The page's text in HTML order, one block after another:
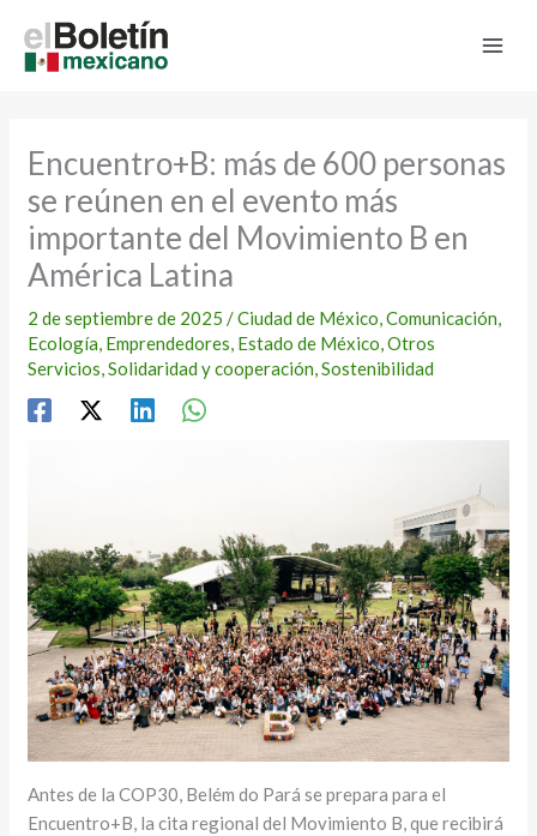
contenido
Encuentro+B: más de 600 personas
se reúnen en el evento más
importante del Movimiento B en
América Latina
2 de septiembre de 2025/Ciudad de México,Comunicación,
Ecología, Emprendedores, Estado de México,Otros
Servicios,Solidaridad y cooperación,Sostenibilidad
Antes de la COP30, Belém do Pará se prepara para el
Encuentro+B, la cita regional del Movimiento B, que recibirá